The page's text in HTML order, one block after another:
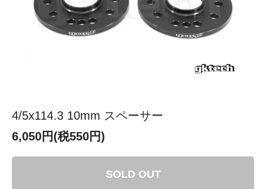
4/5x114.3 10mm スペーサー
6,050円(税550円)
SOLD OUT